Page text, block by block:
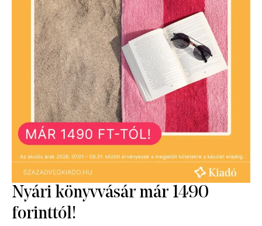
A tévé megszállása – E-book
4 190Ft
Több mint 150 tény az ukrán–
magyar kapcsolatról – E-book
2 490Ft
Nyári könyvvásár már 1490
forinttól!